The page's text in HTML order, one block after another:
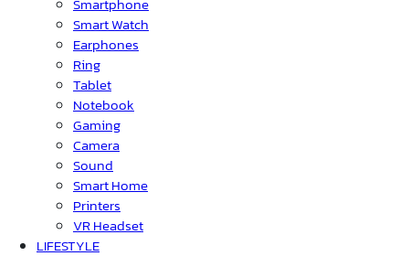
Smartphone
Smart Watch
Earphones
Ring
Tablet
Notebook
Gaming
Camera
Sound
Smart Home
Printers
VR Headset
LIFESTYLE